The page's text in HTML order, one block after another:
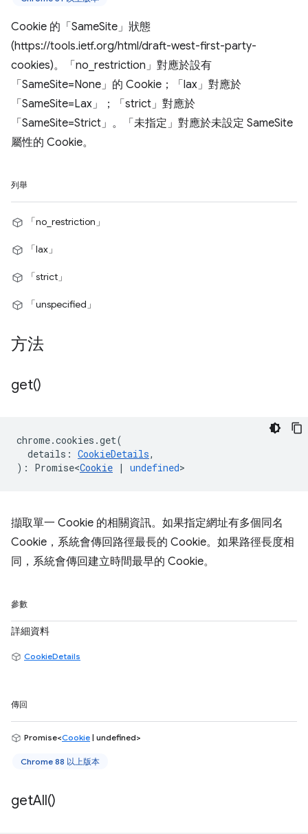
Cookie 的「SameSite」狀態
(https://tools.ietf.org/html/draft-west-first-party-
cookies)。「no_restriction」對應於設有
「SameSite=None」的 Cookie；「lax」對應於
「SameSite=Lax」；「strict」對應於
「SameSite=Strict」。「未指定」對應於未設定 SameSite
屬性的 Cookie。
列舉
「no_restriction」
「lax」
「strict」
「unspecified」
方法
get()
chrome.cookies .get(
details : CookieDetails,
) : Promise<Cookie | undefined>
擷取單一 Cookie 的相關資訊。如果指定網址有多個同名
Cookie，系統會傳回路徑最長的 Cookie。如果路徑長度相
同，系統會傳回建立時間最早的 Cookie。
參數
詳細資料
CookieDetails
傳回
Promise<Cookie | undefined>
Chrome 88 以上版本
getAll()